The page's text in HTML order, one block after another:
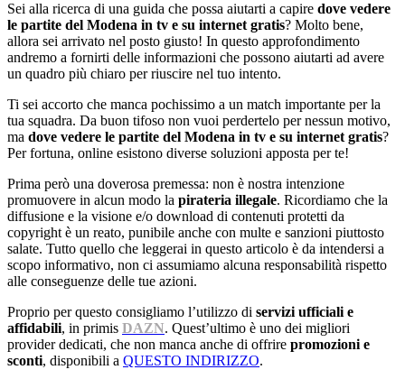
Sei alla ricerca di una guida che possa aiutarti a capire dove vedere
le partite del Modena in tv e su internet gratis? Molto bene,
allora sei arrivato nel posto giusto! In questo approfondimento
andremo a fornirti delle informazioni che possono aiutarti ad avere
un quadro più chiaro per riuscire nel tuo intento.
Ti sei accorto che manca pochissimo a un match importante per la
tua squadra. Da buon tifoso non vuoi perdertelo per nessun motivo,
ma dove vedere le partite del Modena in tv e su internet gratis?
Per fortuna, online esistono diverse soluzioni apposta per te!
Prima però una doverosa premessa: non è nostra intenzione
promuovere in alcun modo la pirateria illegale. Ricordiamo che la
diffusione e la visione e/o download di contenuti protetti da
copyright è un reato, punibile anche con multe e sanzioni piuttosto
salate. Tutto quello che leggerai in questo articolo è da intendersi a
scopo informativo, non ci assumiamo alcuna responsabilità rispetto
alle conseguenze delle tue azioni.
Proprio per questo consigliamo l’utilizzo di servizi ufficiali e
affidabili, in primis DAZN. Quest’ultimo è uno dei migliori
provider dedicati, che non manca anche di offrire promozioni e
sconti, disponibili a QUESTO INDIRIZZO.